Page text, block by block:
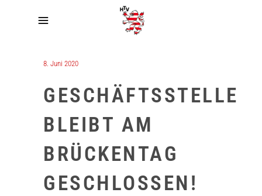
8. Juni 2020
GESCHÄFTSSTELLE
BLEIBT AM
BRÜCKENTAG
GESCHLOSSEN!